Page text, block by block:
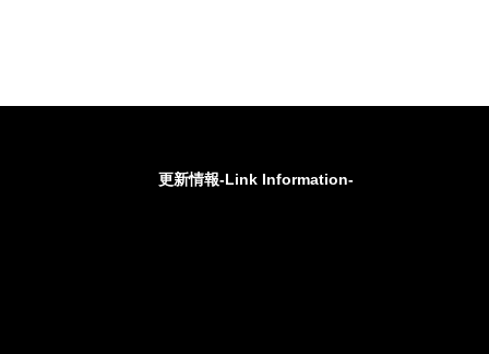
更新情報-Link Information-